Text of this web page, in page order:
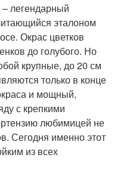
легендарный
эталоном
Окрас цветков
до голубого. Но
крупные, до 20 см
только в конце
и мощный,
с крепкими
любимицей не
Сегодня именно этот
из всех